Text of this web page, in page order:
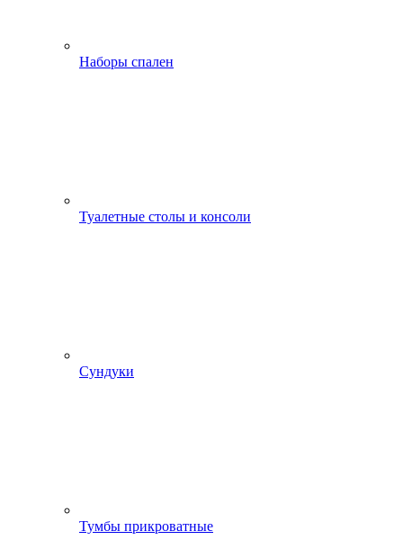
Наборы спален
Туалетные столы и консоли
Сундуки
Тумбы прикроватные